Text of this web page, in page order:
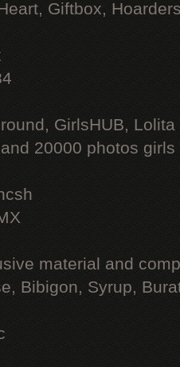
Giftbox,
GirlsHUB, Lolita
20000 photos
material and
Bibigon, Syrup,